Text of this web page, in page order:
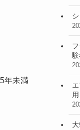
年未満
験
用